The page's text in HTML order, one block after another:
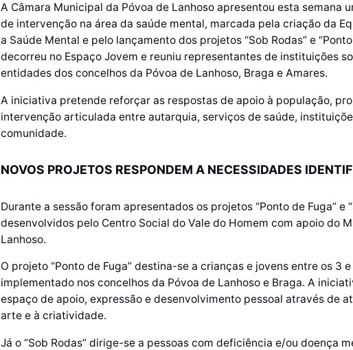
A Câmara Municipal da Póvoa de Lanhoso apresentou esta semana
de intervenção na área da saúde mental, marcada pela criação da
a Saúde Mental e pelo lançamento dos projetos “Sob Rodas” e
decorreu no Espaço Jovem e reuniu representantes de instituições
entidades dos concelhos da Póvoa de Lanhoso, Braga e Amares.
A iniciativa pretende reforçar as respostas de apoio à população,
intervenção articulada entre autarquia, serviços de saúde,
comunidade.
NOVOS PROJETOS RESPONDEM A NECESSIDADES
Durante a sessão foram apresentados os projetos “Ponto de Fuga” e
desenvolvidos pelo Centro Social do Vale do Homem com apoio do
Lanhoso.
O projeto “Ponto de Fuga” destina-se a crianças e jovens entre os 3
implementado nos concelhos da Póvoa de Lanhoso e Braga. A
espaço de apoio, expressão e desenvolvimento pessoal através de
arte e à criatividade.
Já o “Sob Rodas” dirige-se a pessoas com deficiência e/ou doença